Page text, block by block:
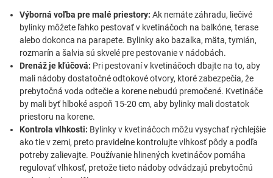
Výborná voľba pre malé priestory: Ak nemáte záhradu, liečivé
bylinky môžete ľahko pestovať v kvetináčoch na balkóne, terase
alebo dokonca na parapete. Bylinky ako bazalka, mäta, tymián,
rozmarín a šalvia sú skvelé pre pestovanie v nádobách.
Drenáž je kľúčová: Pri pestovaní v kvetináčoch dbajte na to, aby
mali nádoby dostatočné odtokové otvory, ktoré zabezpečia, že
prebytočná voda odtečie a korene nebudú premočené. Kvetináče
by mali byť hlboké aspoň 15-20 cm, aby bylinky mali dostatok
priestoru na korene.
Kontrola vlhkosti: Bylinky v kvetináčoch môžu vysychať rýchlejšie
ako tie v zemi, preto pravidelne kontrolujte vlhkosť pôdy a podľa
potreby zalievajte. Používanie hlinených kvetináčov pomáha
regulovať vlhkosť, pretože tieto nádoby odvádzajú prebytočnú